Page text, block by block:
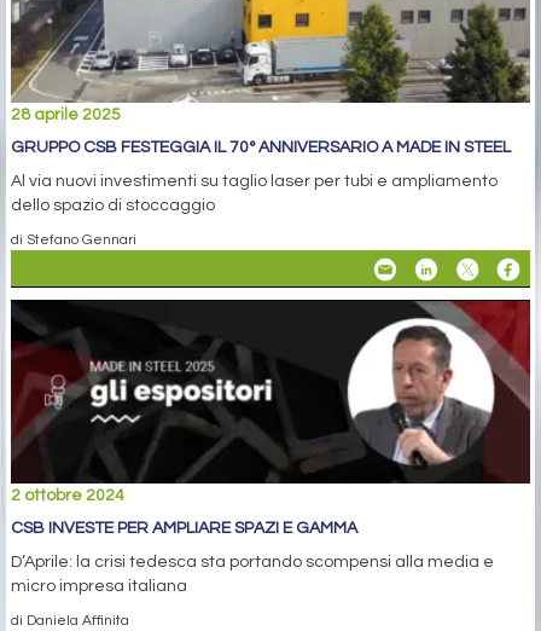
28 aprile 2025
GRUPPO CSB FESTEGGIA IL 70° ANNIVERSARIO A MADE IN STEEL
Al via nuovi investimenti su taglio laser per tubi e ampliamento
dello spazio di stoccaggio
di Stefano Gennari
2 ottobre 2024
CSB INVESTE PER AMPLIARE SPAZI E GAMMA
D’Aprile: la crisi tedesca sta portando scompensi alla media e
micro impresa italiana
di Daniela Affinita